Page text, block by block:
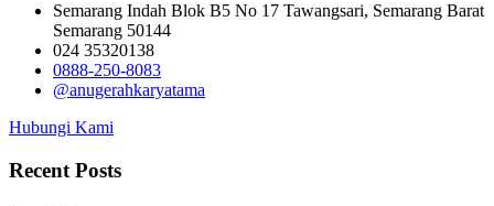
Semarang Indah Blok B5 No 17 Tawangsari, Semarang Barat
Semarang 50144
024 35320138
0888-250-8083
@anugerahkaryatama
Hubungi Kami
Recent Posts